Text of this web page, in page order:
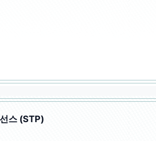
스 (STP)